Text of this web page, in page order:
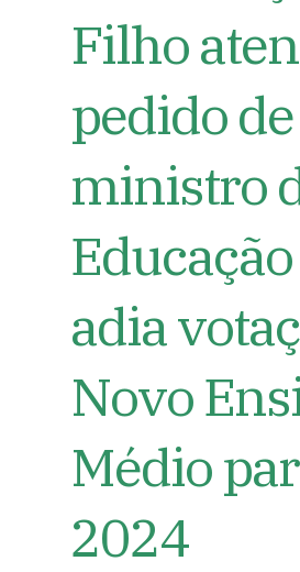
Filho
pedido de
ministro
adia
Novo
Médio
2024